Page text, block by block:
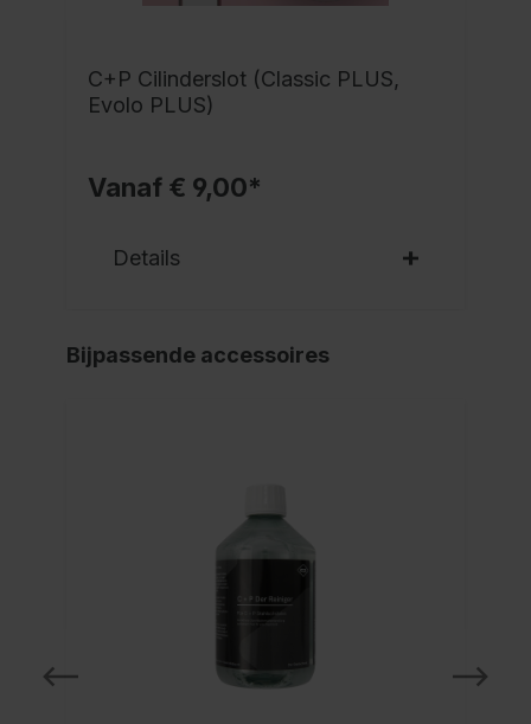
C+P Cilinderslot (Classic PLUS,
Evolo PLUS)
Vanaf € 9,00*
Details
Bijpassende accessoires